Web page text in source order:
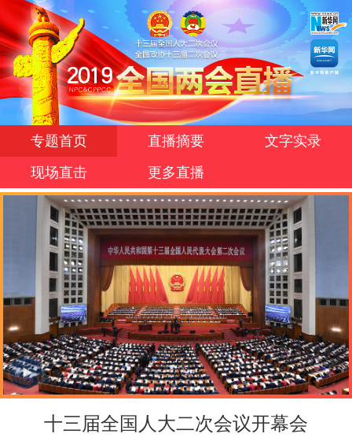
专题首页 直播摘要
文字实录
现场直击
更多直播
十三届全国人大二次会议开幕会